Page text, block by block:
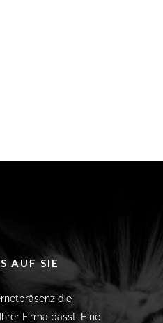
AUF SIE
die
Firma passt. Eine